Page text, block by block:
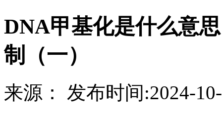
DNA甲基化是什么意
制（一）
来源： 发布时间:2024-